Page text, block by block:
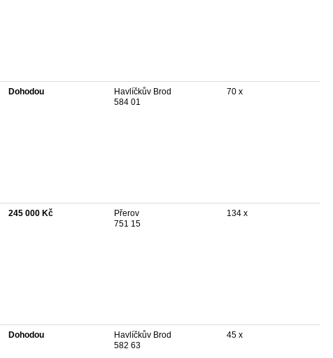
Dohodou
Havlíčkův Brod
584 01
70 x
245 000 Kč
Přerov
751 15
134 x
Dohodou
Havlíčkův Brod
582 63
45 x